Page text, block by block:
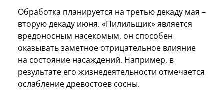
Обработка планируется на третью декаду мая –
вторую декаду июня. «Пилильщик» является
вредоносным насекомым, он способен
оказывать заметное отрицательное влияние
на состояние насаждений. Например, в
результате его жизнедеятельности отмечается
ослабление древостоев сосны.